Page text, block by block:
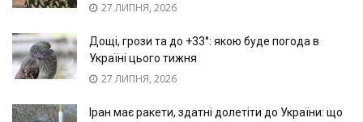
27 ЛИПНЯ, 2026
Дощі, грози та до +33°: якою буде погода в
Україні цього тижня
27 ЛИПНЯ, 2026
Іран має ракети, здатні долетіти до України: що